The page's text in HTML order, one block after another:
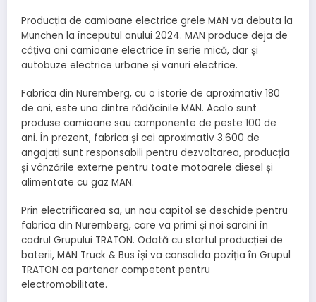
Producția de camioane electrice grele MAN va debuta la
Munchen la începutul anului 2024. MAN produce deja de
câțiva ani camioane electrice în serie mică, dar și
autobuze electrice urbane și vanuri electrice.
Fabrica din Nuremberg, cu o istorie de aproximativ 180
de ani, este una dintre rădăcinile MAN. Acolo sunt
produse camioane sau componente de peste 100 de
ani. În prezent, fabrica și cei aproximativ 3.600 de
angajați sunt responsabili pentru dezvoltarea, producția
și vânzările externe pentru toate motoarele diesel și
alimentate cu gaz MAN.
Prin electrificarea sa, un nou capitol se deschide pentru
fabrica din Nuremberg, care va primi și noi sarcini în
cadrul Grupului TRATON. Odată cu startul producției de
baterii, MAN Truck & Bus își va consolida poziția în Grupul
TRATON ca partener competent pentru
electromobilitate.